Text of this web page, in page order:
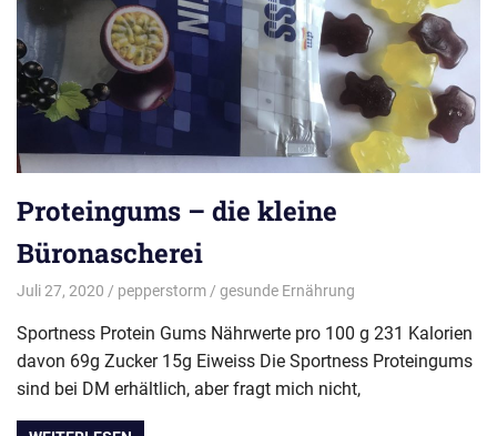
Proteingums – die kleine
Büronascherei
Juli 27, 2020 pepperstorm gesunde Ernährung
Sportness Protein Gums Nährwerte pro 100 g 231 Kalorien
davon 69g Zucker 15g Eiweiss Die Sportness Proteingums
sind bei DM erhältlich, aber fragt mich nicht,